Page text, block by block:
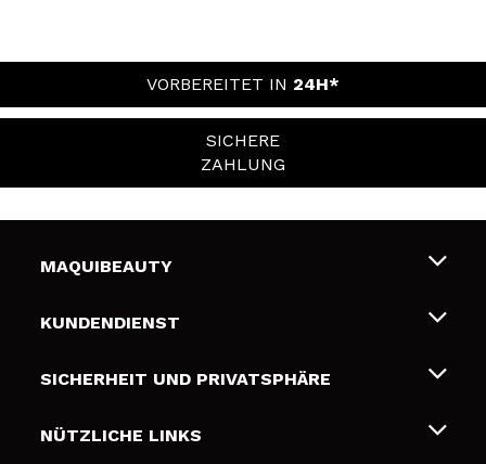
VORBEREITET IN 24H*
SICHERE
ZAHLUNG
MAQUIBEAUTY
Über uns
Geschenkkarten
KUNDENDIENST
Liefer- und Versandkosten
Zahlung
SICHERHEIT UND PRIVATSPHÄRE
Bedingungen und Datenschutz
NÜTZLICHE LINKS